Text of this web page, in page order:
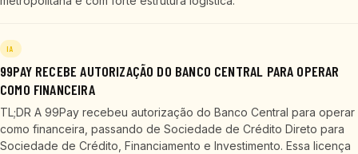
IA
99PAY RECEBE AUTORIZAÇÃO DO BANCO CENTRAL PARA OPERAR
COMO FINANCEIRA
TL;DR A 99Pay recebeu autorização do Banco Central para operar
como financeira, passando de Sociedade de Crédito Direto para
Sociedade de Crédito, Financiamento e Investimento. Essa licença